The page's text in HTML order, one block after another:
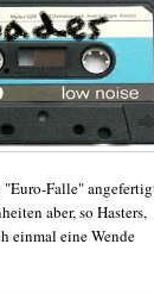
"Euro-Falle"
aber, so Hasters,
einmal eine Wende